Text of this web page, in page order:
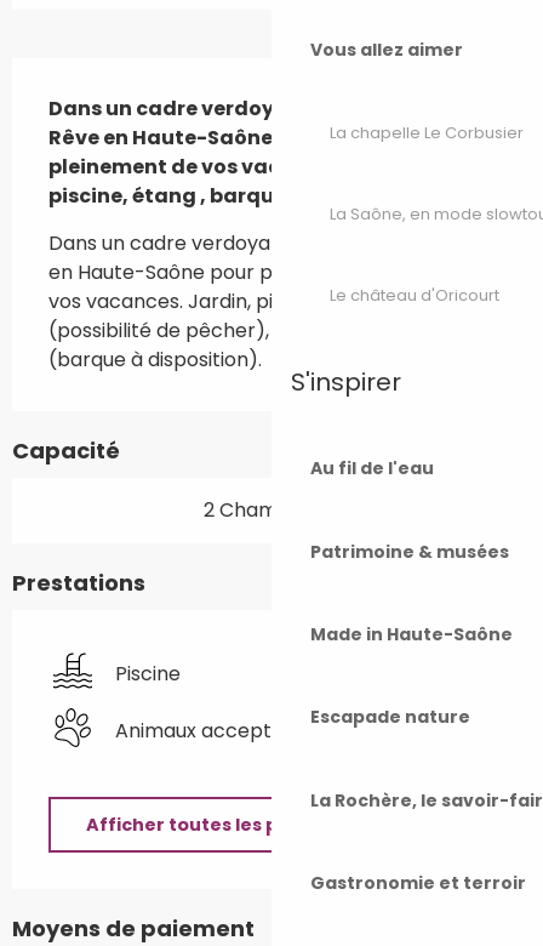
Vous allez aimer
La chapelle Le Corbusier
La Saône, en mode
Le château d'Oricourt
S'inspirer
Au fil de l'eau
Patrimoine & musées
Made in Haute-Saône
Escapade nature
La Rochère, le savoir-
Gastronomie et terroir
Dans un cadre verdoyant, venez au Gîte
Rêve en Haute-Saône pour profiter
pleinement de vos vacances. Jardin,
piscine, étang , barque à disposition.
Dans un cadre verdoyant, venez au Gîte Rêve
en Haute-Saône pour profiter pleinement de
vos vacances. Jardin, piscine, étang
(possibilité de pêcher), en bordure de Saône
(barque à disposition).
Capacité
2 Chambre(s)
Prestations
Piscine
Animaux acceptés
Afficher toutes les prestations
Moyens de paiement